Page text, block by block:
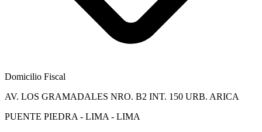
Domicilio Fiscal
AV. LOS GRAMADALES NRO. B2 INT. 150 URB. ARICA
PUENTE PIEDRA - LIMA - LIMA